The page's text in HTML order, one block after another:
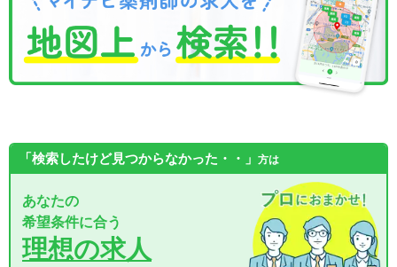
「検索したけど見つからなかった・・」 方は
あなたの
希望条件に合う
理想の求人